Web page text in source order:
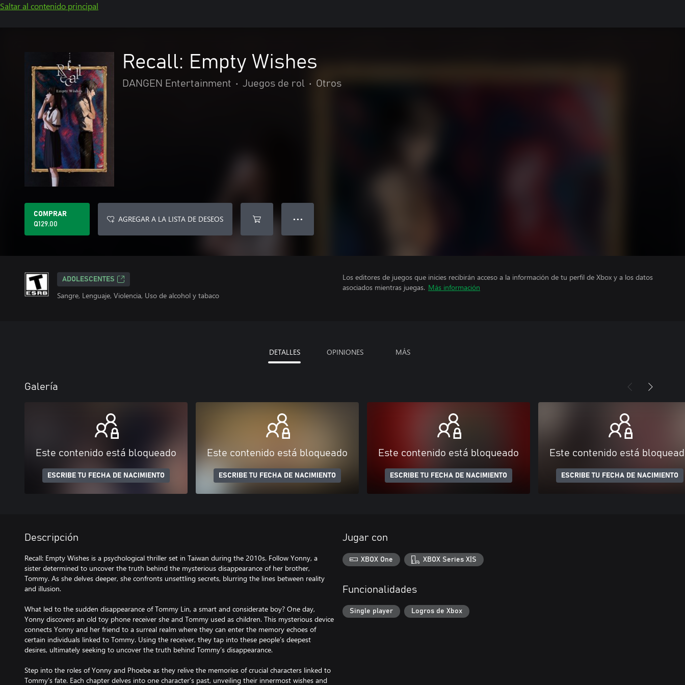
Saltar al contenido principal
Recall: Empty Wishes
DANGEN Entertainment • Juegos de rol • Otros
COMPRAR
Q129.00
AGREGAR A LA LISTA DE DESEOS ● ● ●
ADOLESCENTES
Sangre, Lenguaje, Violencia, Uso de alcohol y tabaco
Los editores de juegos que inicies recibirán acceso a la información de tu perfil de Xbox y a los datos
asociados mientras juegas. Más información
DETALLES OPINIONES MÁS
Galería
Este contenido está bloqueado
ESCRIBE TU FECHA DE NACIMIENTO
Este contenido está bloqueado
ESCRIBE TU FECHA DE NACIMIENTO
Este contenido está bloqueado
ESCRIBE TU FECHA DE NACIMIENTO
Este contenido está
ESCRIBE TU FECHA DE NACIMIENTO
Descripción
Recall: Empty Wishes is a psychological thriller set in Taiwan during the 2010s. Follow Yonny, a
sister determined to uncover the truth behind the mysterious disappearance of her brother,
Tommy. As she delves deeper, she confronts unsettling secrets, blurring the lines between reality
and illusion.
What led to the sudden disappearance of Tommy Lin, a smart and considerate boy? One day,
Yonny discovers an old toy phone receiver she and Tommy used as children. This mysterious device
connects Yonny and her friend to a surreal realm where they can enter the memory echoes of
certain individuals linked to Tommy. Using the receiver, they tap into these people’s deepest
desires, ultimately seeking to uncover the truth behind Tommy’s disappearance.
Step into the roles of Yonny and Phoebe as they relive the memories of crucial characters linked to
Tommy's fate. Each chapter delves into one character’s past, unveiling their innermost wishes and
Jugar con
XBOX One XBOX Series X|S
Funcionalidades
Single player Logros de Xbox